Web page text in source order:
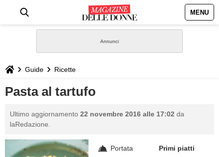
MENU
STILE
BIOGRAFIE
Guide Ricette
Pasta al tartufo
Ultimo aggiornamento 22 novembre 2016 alle 17:02 da
laRedazione.
Portata
Primi piatti